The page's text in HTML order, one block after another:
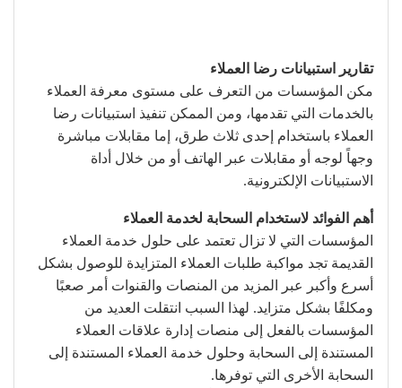
تقارير استبيانات رضا العملاء
مكن المؤسسات من التعرف على مستوى معرفة العملاء
بالخدمات التي تقدمها، ومن الممكن تنفيذ استبيانات رضا
العملاء باستخدام إحدى ثلاث طرق، إما مقابلات مباشرة
وجهاً لوجه أو مقابلات عبر الهاتف أو من خلال أداة
الاستبيانات الإلكترونية.
أهم الفوائد لاستخدام السحابة لخدمة العملاء
المؤسسات التي لا تزال تعتمد على حلول خدمة العملاء
القديمة تجد مواكبة طلبات العملاء المتزايدة للوصول بشكل
أسرع وأكبر عبر المزيد من المنصات والقنوات أمر صعبًا
ومكلفًا بشكل متزايد. لهذا السبب انتقلت العديد من
المؤسسات بالفعل إلى منصات إدارة علاقات العملاء
المستندة إلى السحابة وحلول خدمة العملاء المستندة إلى
السحابة الأخرى التي توفرها.